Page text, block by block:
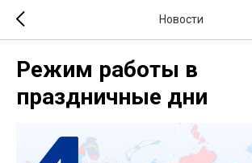
Новости
Режим работы в
праздничные дни